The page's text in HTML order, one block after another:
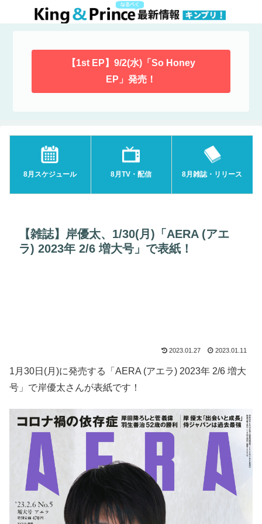
【1st EP】9/2(水)「So Honey
EP」発売！
8月スケジュール 8月TV・配信 8月雑誌・リリース
【雑誌】岸優太、1/30(月)「AERA (アエ
ラ) 2023年 2/6 増大号」で表紙！
2023.01.27 2023.01.11
1月30日(月)に発売する「AERA (アエラ) 2023年 2/6 増大
号」で岸優太さんが表紙です！